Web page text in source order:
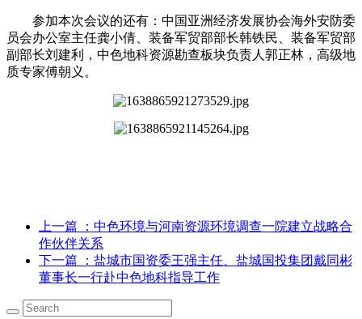
参加本次会议的还有：中国亚洲经济发展协会海外安防委
员会办公室主任龚小倩、装备军贸部部长韩铁民、装备军贸部
副部长刘建利，中色地科资源勘查板块负责人郭正林，高级地
质专家傅朝义。
上一篇
：中色环境与河南资源环境调查一院建立战略合
作伙伴关系
下一篇
：盐城市国资委王强主任、盐城国投集团戴同彬
董事长一行赴中色地科指导工作